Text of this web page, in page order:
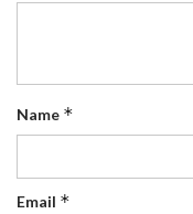
Name *
Email *